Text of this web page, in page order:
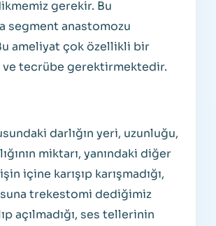
gerekir. Bu
segment anastomozu
ameliyat çok özellikli bir
ve tecrübe gerektirmektedir.
darlığın yeri, uzunluğu,
miktarı, yanındaki diğer
içine karışıp karışmadığı,
trekestomi dediğimiz
açılmadığı, ses tellerinin